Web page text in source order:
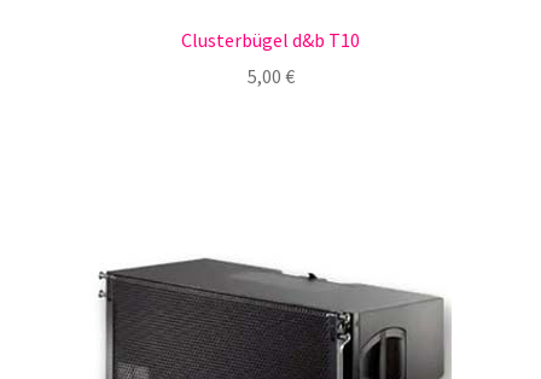
Clusterbügel d&b T10
5,00 €